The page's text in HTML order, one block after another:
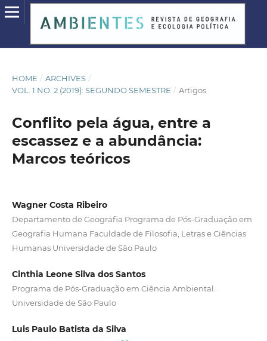
HOME / ARCHIVES /
VOL. 1 NO. 2 (2019): SEGUNDO SEMESTRE / Artigos
Conflito pela água, entre a
escassez e a abundância:
Marcos teóricos
Wagner Costa Ribeiro
Departamento de Geografia Programa de Pós-Graduação em
Geografia Humana Faculdade de Filosofia, Letras e Ciências
Humanas Universidade de São Paulo
Cinthia Leone Silva dos Santos
Programa de Pós-Graduação em Ciência Ambiental.
Universidade de São Paulo
Luis Paulo Batista da Silva